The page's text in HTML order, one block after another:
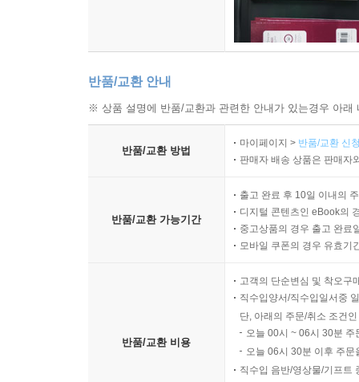
반품/교환 안내
※ 상품 설명에 반품/교환과 관련한 안내가 있는경우 아
반품/교환 방법
마이페이지 > 반품/교환 신
판매자 배송 상품은 판매자
반품/교환 가능기간
출고 완료 후 10일 이내의
디지털 콘텐츠인 eBook의
중고상품의 경우 출고 완료
모바일 쿠폰의 경우 유효기
반품/교환 비용
고객의 단순변심 및 착오구
직수입양서/직수입일서중
단, 아래의 주문/취소 조건
오늘 00시 ~ 06시 30분
오늘 06시 30분 이후 주
직수입 음반/영상물/기프트